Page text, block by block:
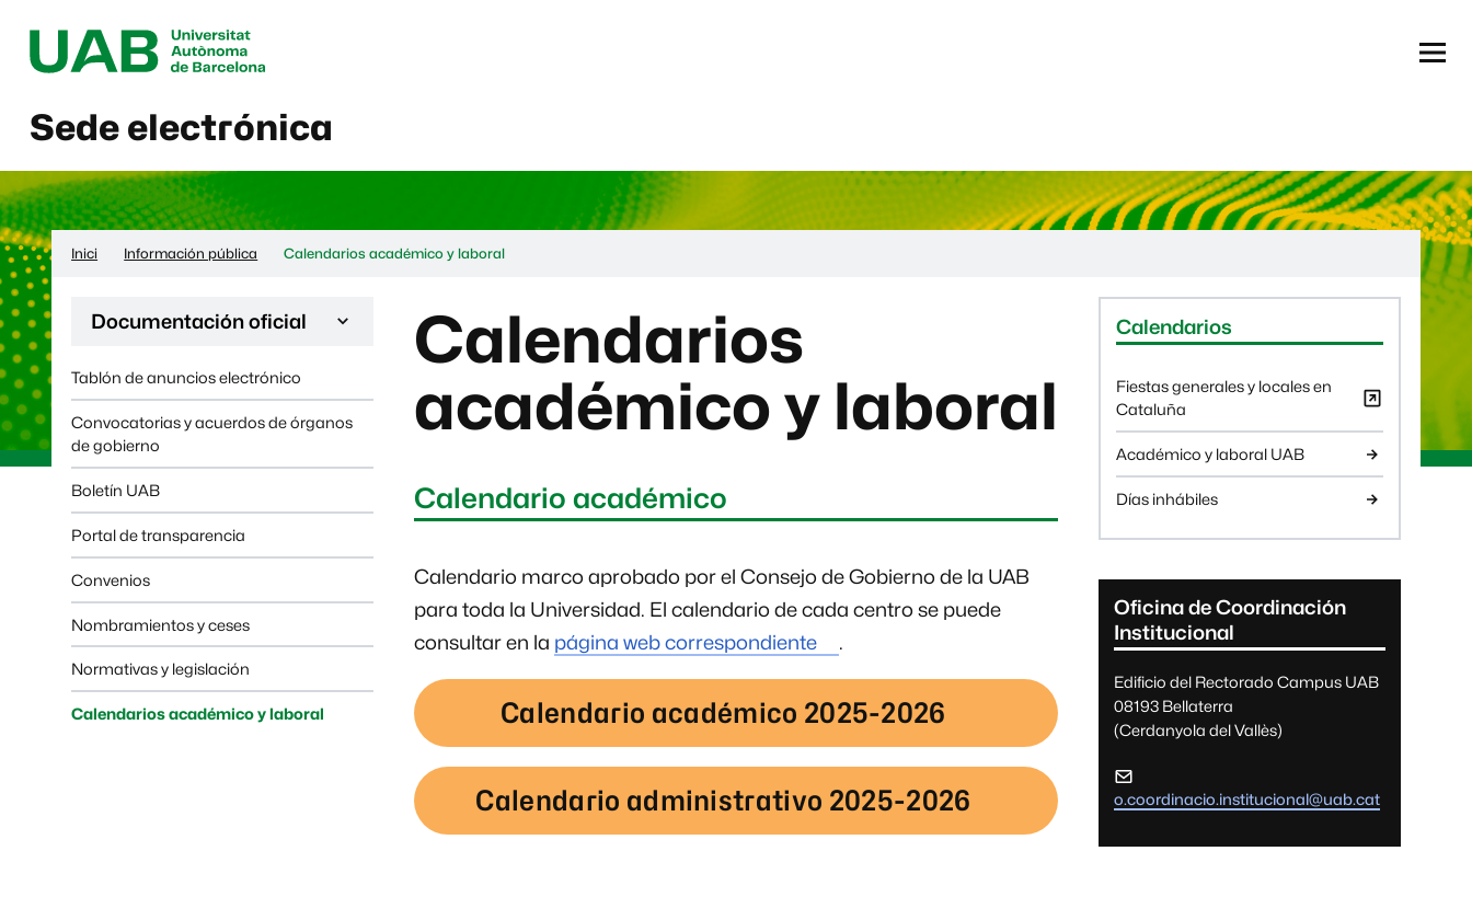
Sede electrónica
Menú
Inici Información pública Calendarios académico y laboral
Desplega la navegación de la página:
Documentación oficial
Tablón de anuncios electrónico
Convocatorias y acuerdos de órganos
de gobierno
Boletín UAB
Portal de transparencia
Convenios
Nombramientos y ceses
Normativas y legislación
Calendarios académico y laboral
Calendarios
académico y laboral
Calendario académico
Calendario marco aprobado por el Consejo de Gobierno de la UAB
para toda la Universidad. El calendario de cada centro se puede
consultar en la página web correspondiente .
Calendario académico 2025-2026
Calendario administrativo 2025-2026
Calendarios
Fiestas generales y locales en
Cataluña
Académico y laboral UAB
Días inhábiles
Oficina de Coordinación
Institucional
Edificio del Rectorado Campus UAB
08193 Bellaterra
(Cerdanyola del Vallès)
o.coordinacio.institucional@uab.cat